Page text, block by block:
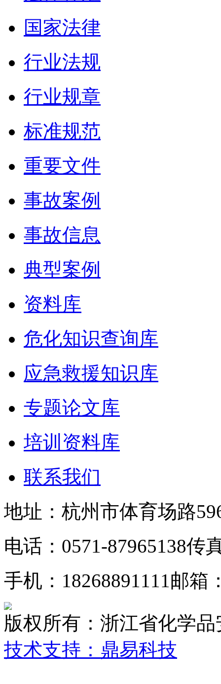
国家法律
行业法规
行业规章
标准规范
重要文件
事故案例
事故信息
典型案例
资料库
危化知识查询库
应急救援知识库
专题论文库
培训资料库
联系我们
地址：杭州市体育场路
电话：0571-87965138传
手机：18268891111邮箱
版权所有：浙江省化学
技术支持：鼎易科技